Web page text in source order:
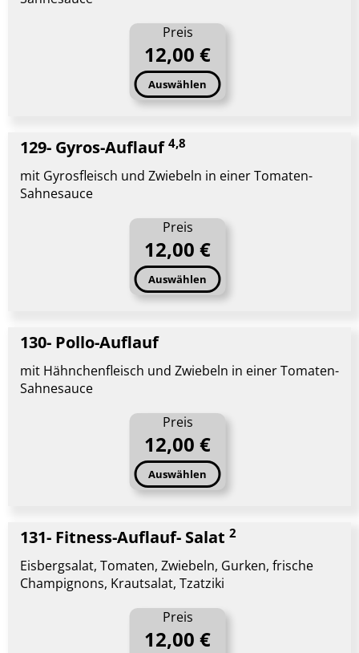
Preis
12,00 €
Auswählen
129- Gyros-Auflauf 4,8
mit Gyrosfleisch und Zwiebeln in einer Tomaten-
Sahnesauce
Preis
12,00 €
Auswählen
130- Pollo-Auflauf
mit Hähnchenfleisch und Zwiebeln in einer Tomaten-
Sahnesauce
Preis
12,00 €
Auswählen
131- Fitness-Auflauf- Salat 2
Eisbergsalat, Tomaten, Zwiebeln, Gurken, frische
Champignons, Krautsalat, Tzatziki
Preis
12,00 €